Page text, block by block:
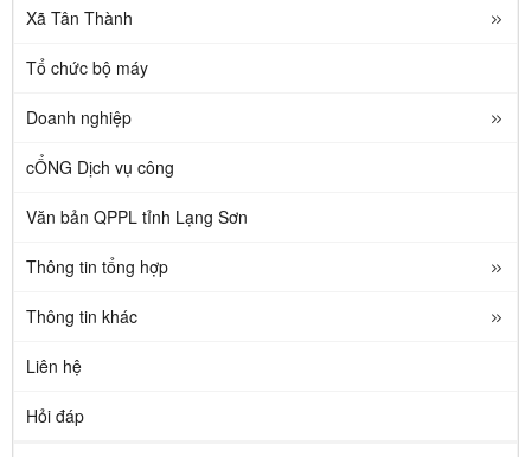
Xã Tân Thành
Tổ chức bộ máy
Doanh nghiệp
cỔNG Dịch vụ công
Văn bản QPPL tỉnh Lạng Sơn
Thông tin tổng hợp
Thông tin khác
Liên hệ
Hỏi đáp